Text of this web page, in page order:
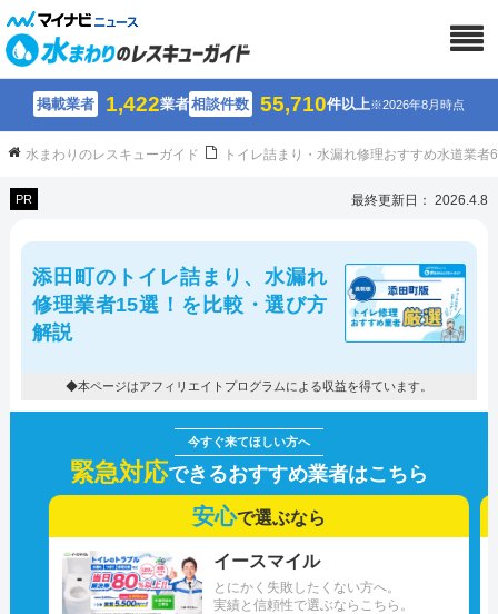
掲載業者 1,422業者相談件数 55,710件以上※2026年8月時点
水まわりのレスキューガイド トイレ詰まり・水漏れ修理おすすめ水道業
PR 最終更新日： 2026.4.8
添田町のトイレ詰まり、水漏れ
修理業者15選！を比較・選び方
解説
◆本ページはアフィリエイトプログラムによる収益を得ています。
緊急対応できるおすすめ業者はこちら
安心で選ぶなら
とにかく失敗したくない方へ。
実績と信頼性で選ぶならこちら。
イースマイル